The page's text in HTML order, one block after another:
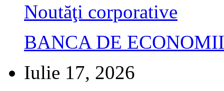
Noutăţi corporative
BANCA DE
Iulie 17, 2026